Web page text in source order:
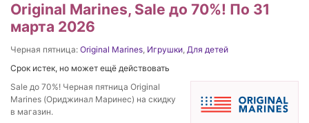
Original Marines, Sale до 70%! По 31
марта 2026
Черная пятница: Original Marines, Игрушки, Для детей
Срок истек, но может ещё действовать
Sale до 70%! Черная пятница Original
Marines (Ориджинал Маринес) на скидку
в магазин.